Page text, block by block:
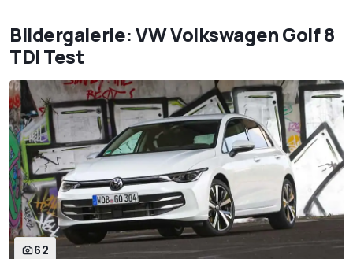
Bildergalerie: VW Volkswagen Golf 8
TDI Test
62